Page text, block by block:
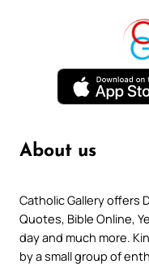
About us
Catholic Gallery offers
Quotes, Bible Online,
day and much more.
by a small group of